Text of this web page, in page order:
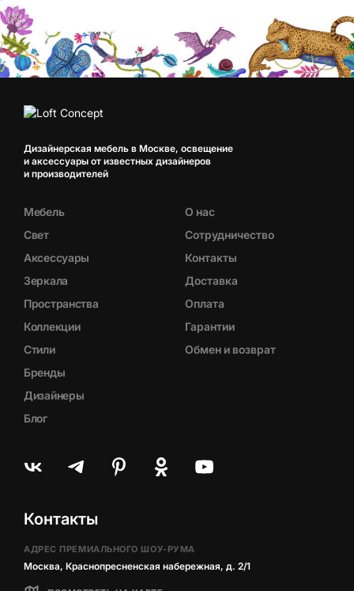
Дизайнерская мебель в Москве, освещение
и аксессуары от известных дизайнеров
и производителей
Мебель
Свет
Аксессуары
Зеркала
Пространства
Коллекции
Стили
Бренды
Дизайнеры
Блог
О нас
Сотрудничество
Контакты
Доставка
Оплата
Гарантии
Обмен и возврат
Контакты
АДРЕС ПРЕМИАЛЬНОГО ШОУ-РУМА
Москва, Краснопресненская набережная, д. 2/1